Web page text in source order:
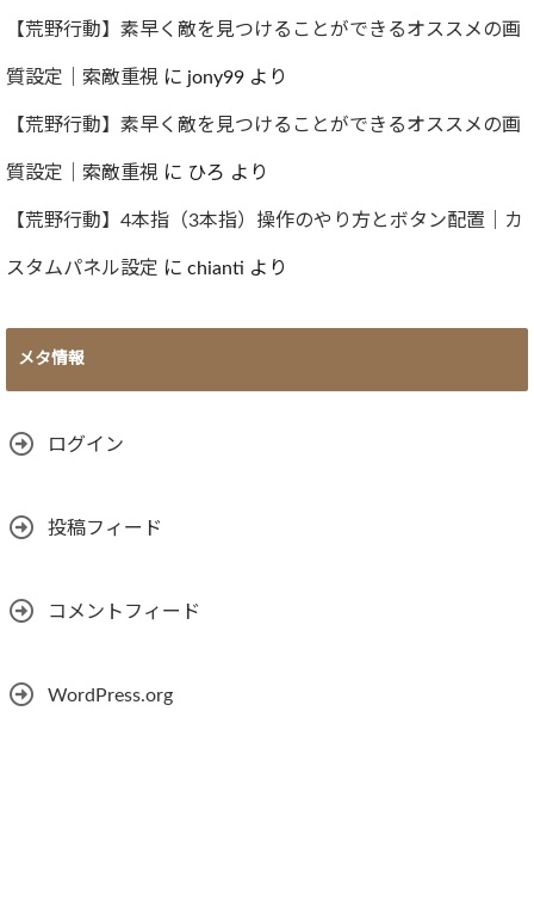
【荒野行動】素早く敵を見つけることができるオススメの画
質設定｜索敵重視 に jony99 より
【荒野行動】素早く敵を見つけることができるオススメの画
質設定｜索敵重視 に ひろ より
【荒野行動】4本指（3本指）操作のやり方とボタン配置｜カ
スタムパネル設定 に chianti より
メタ情報
ログイン
投稿フィード
コメントフィード
WordPress.org